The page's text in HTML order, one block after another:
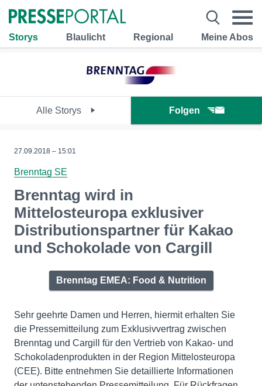
Storys Blaulicht Regional Meine Abos
Alle Storys Folgen
27.09.2018 – 15:01
Brenntag SE
Brenntag wird in
Mittelosteuropa exklusiver
Distributionspartner für Kakao
und Schokolade von Cargill
Brenntag EMEA: Food & Nutrition
Sehr geehrte Damen und Herren, hiermit erhalten Sie
die Pressemitteilung zum Exklusivvertrag zwischen
Brenntag und Cargill für den Vertrieb von Kakao- und
Schokoladenprodukten in der Region Mittelosteuropa
(CEE). Bitte entnehmen Sie detaillierte Informationen